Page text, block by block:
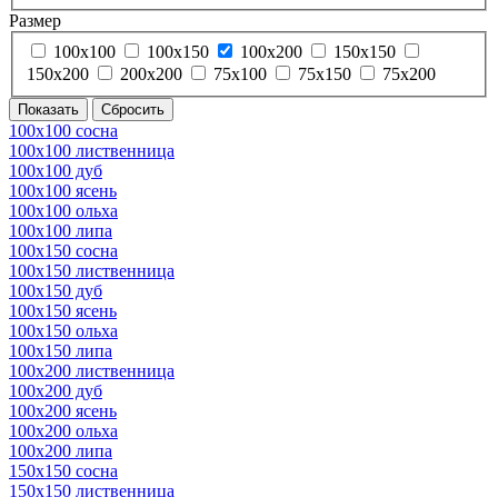
Размер
100х100
100х150 100х200
150х150
150х200
200х200 75х100 75х150 75х200
100х100 сосна
100х100 лиственница
100х100 дуб
100х100 ясень
100х100 ольха
100х100 липа
100х150 сосна
100х150 лиственница
100х150 дуб
100х150 ясень
100х150 ольха
100х150 липа
100х200 лиственница
100х200 дуб
100х200 ясень
100х200 ольха
100х200 липа
150х150 сосна
150х150 лиственница